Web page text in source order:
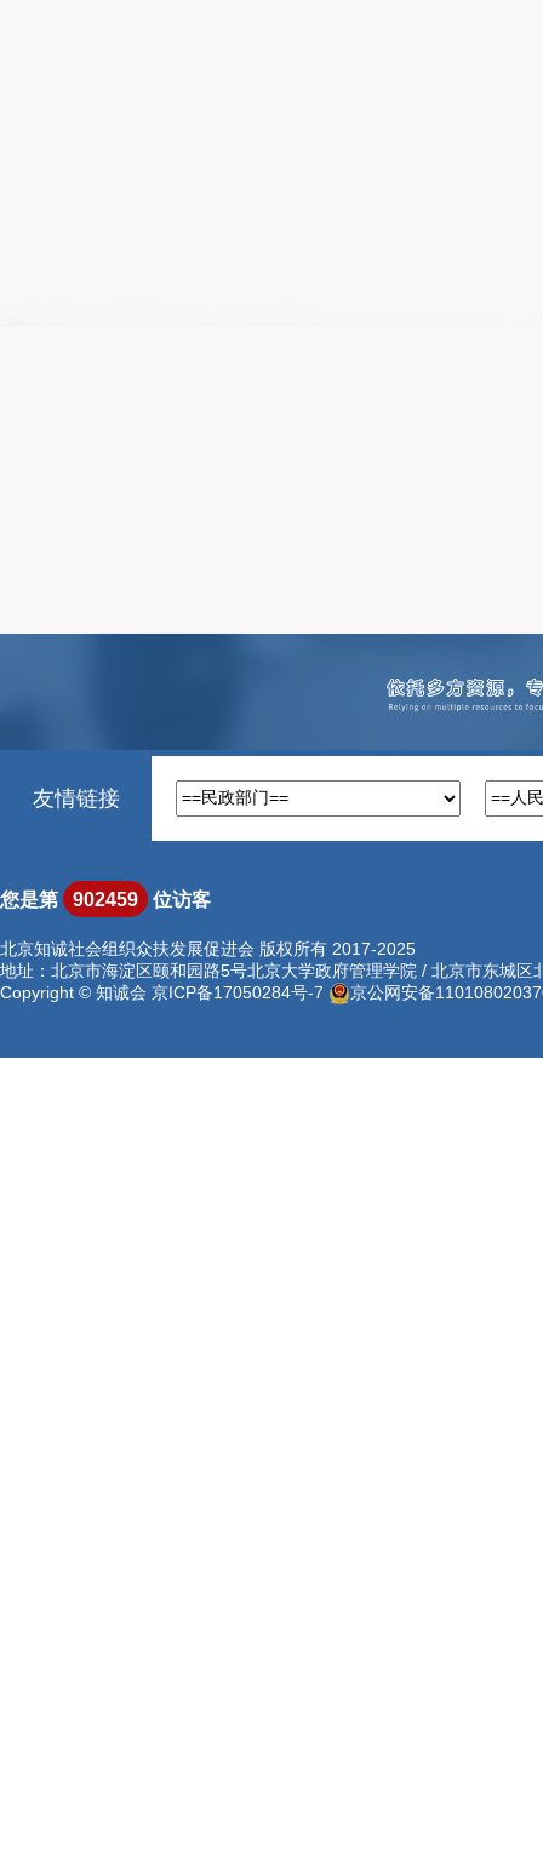
友情链接
您是第 902459 位访客
北京知诚社会组织众扶发展促进会 版权所有 2017-2025
地址：北京市海淀区颐和园路5号北京大学政府管理学院 / 北京市东城
Copyright © 知诚会 京ICP备17050284号-7 京公网安备